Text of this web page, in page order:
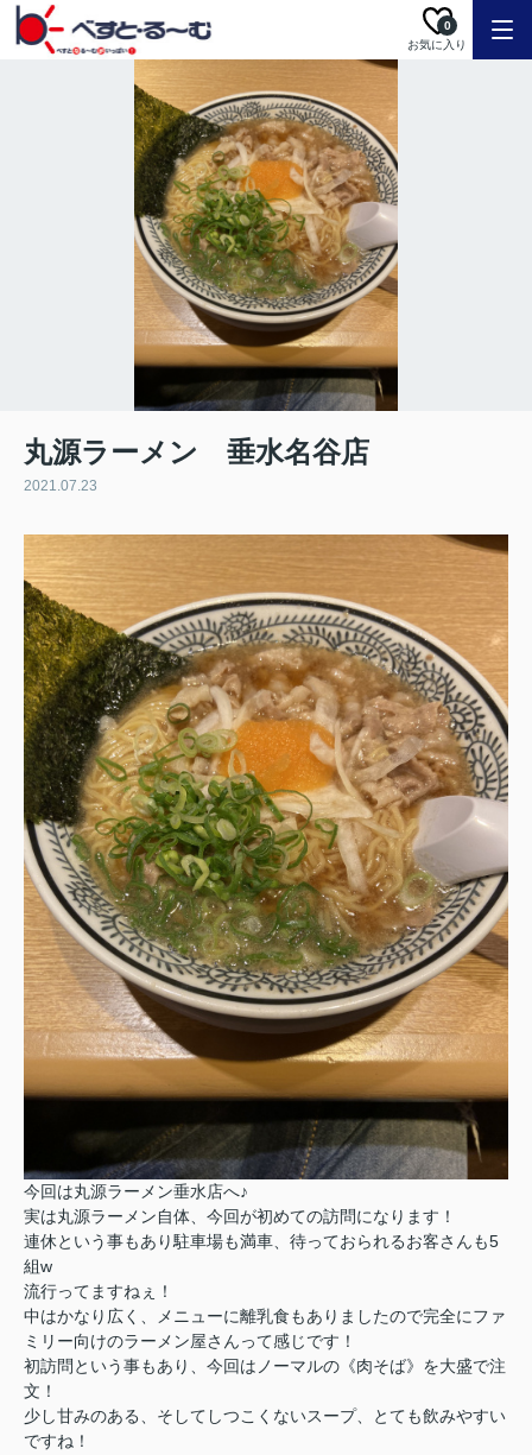
お気に入り
0
丸源ラーメン 垂水名谷店
2021.07.23
今回は丸源ラーメン垂水店へ♪
実は丸源ラーメン自体、今回が初めての訪問になります！
連休という事もあり駐車場も満車、待っておられるお客さんも5
組w
流行ってますねぇ！
中はかなり広く、メニューに離乳食もありましたので完全にファ
ミリー向けのラーメン屋さんって感じです！
初訪問という事もあり、今回はノーマルの《肉そば》を大盛で注
文！
少し甘みのある、そしてしつこくないスープ、とても飲みやすい
ですね！